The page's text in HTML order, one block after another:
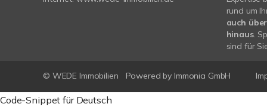
rund um
auch
hinaus.
sind für
© WEDE Immobilien Powered by Immonia GmbH
Code-Snippet für Deutsch